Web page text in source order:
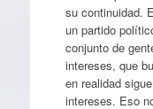
su continuidad.
un partido
conjunto de
intereses, que
en realidad
intereses. Eso